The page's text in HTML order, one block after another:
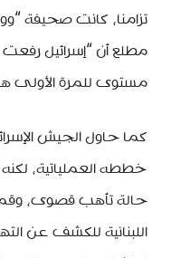
تزامنا، كانت صحيفة
مطلع أن “إسرائيل
مستوى للمرة الأولى
كما حاول الجيش
خططه العملياتية،
حالة تأهب قصوى،
اللبنانية للكشف عن